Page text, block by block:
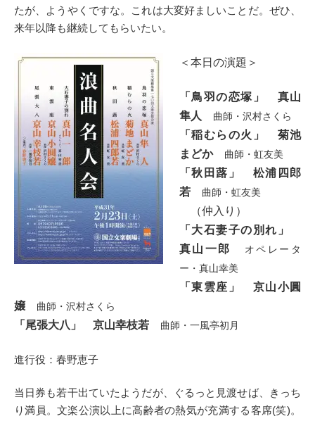
たが、ようやくですな。これは大変好ましいことだ。ぜひ、
来年以降も継続してもらいたい。
＜本日の演題＞
「鳥羽の恋塚」 真山
隼人
曲師・沢村さくら
「稲むらの火」 菊池
まどか
曲師・虹友美
「秋田蕗」 松浦四郎
若
曲師・虹友美
（仲入り）
「大石妻子の別れ」
真山一郎
オペレータ
ー・真山幸美
「東雲座」 京山小圓
嬢
曲師・沢村さくら
「尾張大八」 京山幸枝若 曲師・一風亭初月
進行役：春野恵子
当日券も若干出ていたようだが、ぐるっと見渡せば、きっち
り満員。文楽公演以上に高齢者の熱気が充満する客席(笑)。